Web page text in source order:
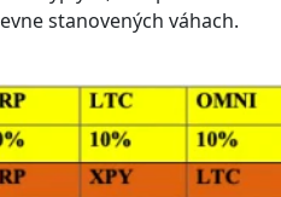
stanovených váhach.